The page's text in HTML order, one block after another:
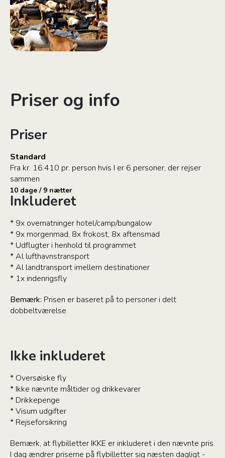
Priser og info
Priser
Standard
Fra kr. 16.410 pr. person hvis I er 6 personer, der rejser
sammen
10 dage / 9 nætter
Inkluderet
* 9x overnatninger hotel/camp/bungalow
* 9x morgenmad, 8x frokost, 8x aftensmad
* Udflugter i henhold til programmet
* Al lufthavnstransport
* Al landtransport imellem destinationer
* 1x indenrigsfly
Bemærk: Prisen er baseret på to personer i delt
dobbeltværelse
Ikke inkluderet
* Oversøiske fly
* Ikke nævnte måltider og drikkevarer
* Drikkepenge
* Visum udgifter
* Rejseforsikring
Bemærk, at flybilletter IKKE er inkluderet i den nævnte pris.
I dag ændrer priserne på flybilletter sig næsten dagligt -